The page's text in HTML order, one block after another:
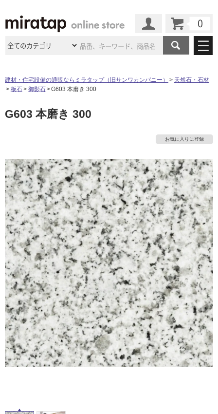
商品カテゴリ
キッチン
トイレ
扉
エクステリア（外構）
ウッドデッキ フローリング・床材
収納 インテリア・家具
照明 ペット用品
内装用建材 パネル・壁材
ロートアイアン 天然石・石材
メンテナンス・施工材 新商品
施工事例
施工事例
インタビュー
店舗・施設事例
ショールーム
ショールーム
大阪ショールーム 仙台ショールーム
名古屋ショールーム 京都ショールーム
福岡ショールーム 札幌スマートショールー
ム
横浜スマートショールー
ム
ウェルビーみのおHDC
BOX
サポート
ご利用ガイド 初めての方へ
よくある質問 お問い合わせ
修理お問い合わせ クレーム公開
説明書・図面検索 水まわり3年保証
お役立ち情報 住まいのスタイリング
アイデア
ミラタップチャンネル
オンライン相談
その他サービス
ミラタップと創る家
ASOLIE
工事会社紹介Coziコンシ
ェルジュ
自分らしい家づくり
SUVACO
最高のリノベ会社がみつ
かる リノベりす
建材・住宅設備の通販ならミラタップ（旧サンワカンパニー）
天然石・石材
板石
御影石 G603 本磨き 300
G603 本磨き 300
お気に入りに登録
タ
イ
屋